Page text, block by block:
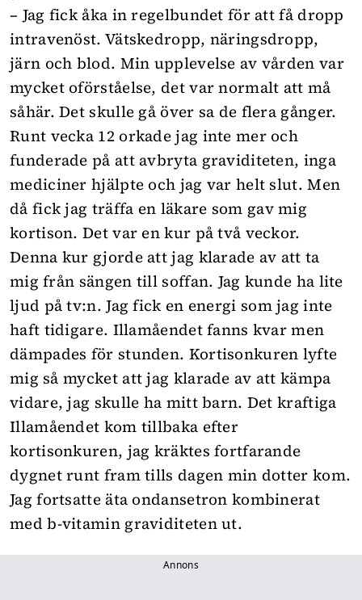
– Jag fick åka in regelbundet för att få dropp
intravenöst. Vätskedropp, näringsdropp,
järn och blod. Min upplevelse av vården var
mycket oförståelse, det var normalt att må
såhär. Det skulle gå över sa de flera gånger.
Runt vecka 12 orkade jag inte mer och
funderade på att avbryta graviditeten, inga
mediciner hjälpte och jag var helt slut. Men
då fick jag träffa en läkare som gav mig
kortison. Det var en kur på två veckor.
Denna kur gjorde att jag klarade av att ta
mig från sängen till soffan. Jag kunde ha lite
ljud på tv:n. Jag fick en energi som jag inte
haft tidigare. Illamåendet fanns kvar men
dämpades för stunden. Kortisonkuren lyfte
mig så mycket att jag klarade av att kämpa
vidare, jag skulle ha mitt barn. Det kraftiga
Illamåendet kom tillbaka efter
kortisonkuren, jag kräktes fortfarande
dygnet runt fram tills dagen min dotter kom.
Jag fortsatte äta ondansetron kombinerat
med b-vitamin graviditeten ut.
Annons